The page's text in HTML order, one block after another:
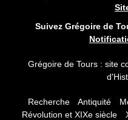
Suivez Grégoire de
Grégoire de Tours : site
Recherche Antiquité
Révolution et XIXe siècle